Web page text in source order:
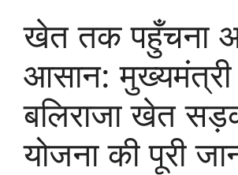
खेत तक पहुँचना
आसान: मुख्यमंत्री
बलिराजा खेत
योजना की पूरी